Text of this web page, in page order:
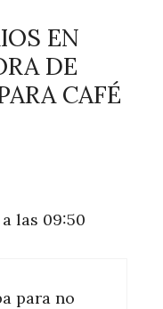
EN
DE
CAFÉ
las 09:50
para no